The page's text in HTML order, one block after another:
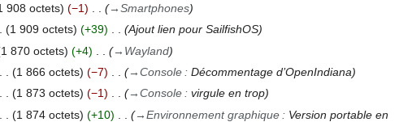
908 octets −1 →Smartphones
1 909 octets +39
Ajout lien pour SailfishOS
1 870 octets +4 → Wayland
1 866 octets −7 →Console: Décommentage d’OpenIndiana
1 873 octets −1 →Console: virgule en trop
1 874 octets +10 →Environnement graphique: Version portable en